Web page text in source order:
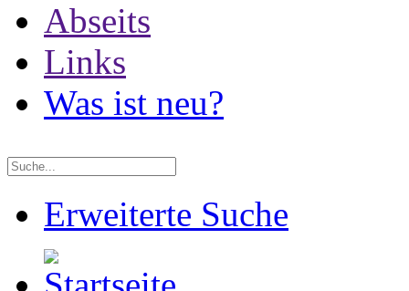
Abseits
Links
Was ist neu?
Erweiterte Suche